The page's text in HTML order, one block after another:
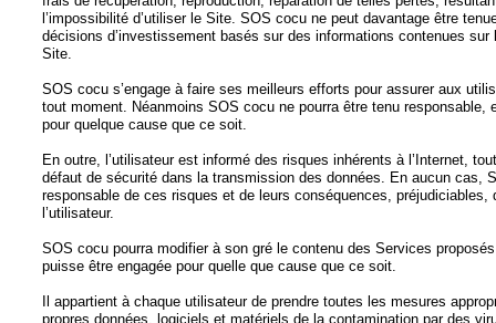
l’impossibilité d’utiliser le Site. SOS cocu ne peut davantage être
décisions d’investissement basés sur des informations contenues
Site.
SOS cocu s’engage à faire ses meilleurs efforts pour assurer aux
tout moment. Néanmoins SOS cocu ne pourra être tenu responsable,
pour quelque cause que ce soit.
En outre, l’utilisateur est informé des risques inhérents à l’Internet,
défaut de sécurité dans la transmission des données. En aucun cas,
responsable de ces risques et de leurs conséquences, préjudiciables,
l’utilisateur.
SOS cocu pourra modifier à son gré le contenu des Services
puisse être engagée pour quelle que cause que ce soit.
Il appartient à chaque utilisateur de prendre toutes les mesures
propres données, logiciels et matériels de la contamination par des